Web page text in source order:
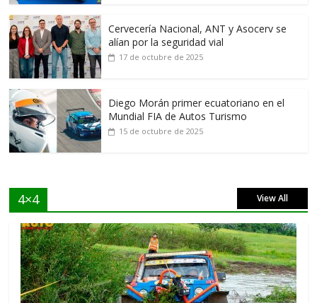
Cervecería Nacional, ANT y Asocerv se
alían por la seguridad vial
17 de octubre de 2025
Diego Morán primer ecuatoriano en el
Mundial FIA de Autos Turismo
15 de octubre de 2025
4×4 View All